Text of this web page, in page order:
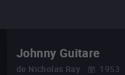
Johnny Guitare
de Nicholas Ray 1953